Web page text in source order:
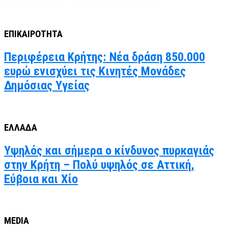
ΕΠΙΚΑΙΡΟΤΗΤΑ
Περιφέρεια Κρήτης: Νέα δράση 850.000
ευρώ ενισχύει τις Κινητές Μονάδες
Δημόσιας Υγείας
ΕΛΛΑΔΑ
Υψηλός και σήμερα ο κίνδυνος πυρκαγιάς
στην Κρήτη – Πολύ υψηλός σε Αττική,
Εύβοια και Χίο
MEDIA